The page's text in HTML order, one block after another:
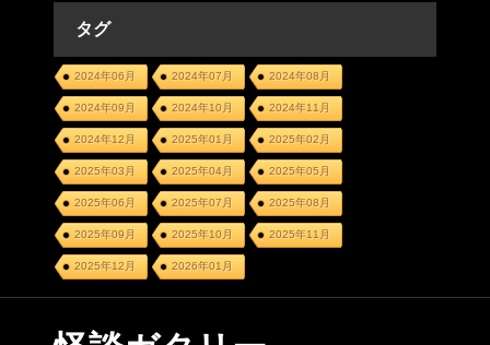
タグ
2024年06月 2024年07月 2024年08月
2024年09月 2024年10月 2024年11月
2024年12月 2025年01月 2025年02月
2025年03月 2025年04月 2025年05月
2025年06月 2025年07月 2025年08月
2025年09月 2025年10月 2025年11月
2025年12月 2026年01月